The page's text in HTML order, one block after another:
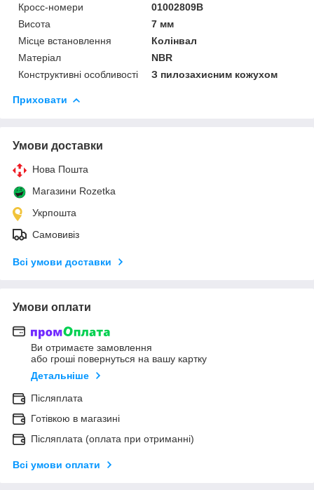
Кросс-номери
01002809B
Висота
7 мм
Місце встановлення
Колінвал
Матеріал
NBR
Конструктивні особливості
З пилозахисним кожухом
Приховати
Умови доставки
Нова Пошта
Магазини Rozetka
Укрпошта
Самовивіз
Всі умови доставки
Умови оплати
Ви отримаєте замовлення
або гроші повернуться на вашу картку
Детальніше
Післяплата
Готівкою в магазині
Післяплата (оплата при отриманні)
Всі умови оплати